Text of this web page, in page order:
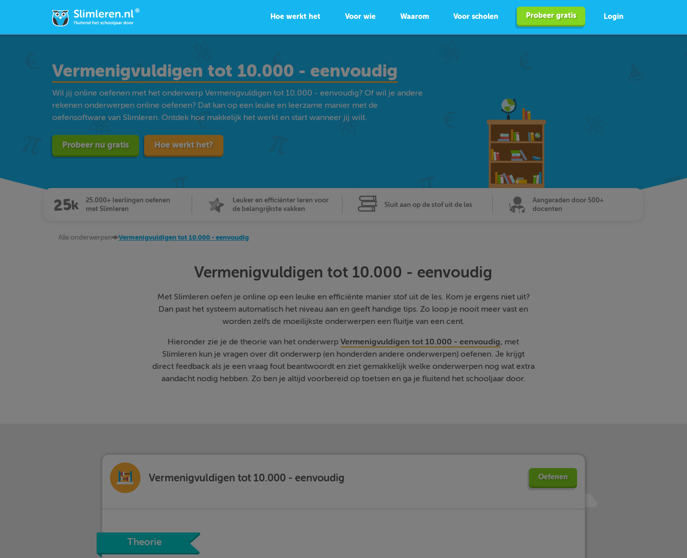
Hoe werkt het Voor wie Waarom Voor scholen Probeer gratis Login
Vermenigvuldigen tot 10.000 - eenvoudig
Wil jij online oefenen met het onderwerp Vermenigvuldigen tot 10.000 - eenvoudig? Of wil je andere
rekenen onderwerpen online oefenen? Dat kan op een leuke en leerzame manier met de
oefensoftware van Slimleren. Ontdek hoe makkelijk het werkt en start wanneer jij wilt.
Probeer nu gratis Hoe werkt het?
25.000+ leerlingen oefenen
met Slimleren
Leuker en efficiënter leren voor
de belangrijkste vakken
Sluit aan op de stof uit de les
Aangeraden door 500+
docenten
Alle onderwerpen Vermenigvuldigen tot 10.000 - eenvoudig
Vermenigvuldigen tot 10.000 - eenvoudig
Met Slimleren oefen je online op een leuke en efficiënte manier stof uit de les. Kom je ergens niet uit?
Dan past het systeem automatisch het niveau aan en geeft handige tips. Zo loop je nooit meer vast en
worden zelfs de moeilijkste onderwerpen een fluitje van een cent.
Hieronder zie je de theorie van het onderwerpVermenigvuldigen tot 10.000 - eenvoudig, met
Slimleren kun je vragen over dit onderwerp (en honderden andere onderwerpen) oefenen. Je krijgt
direct feedback als je een vraag fout beantwoordt en ziet gemakkelijk welke onderwerpen nog wat extra
aandacht nodig hebben. Zo ben je altijd voorbereid op toetsen en ga je fluitend het schooljaar door.
Vermenigvuldigen tot 10.000 - eenvoudig Oefenen
Theorie